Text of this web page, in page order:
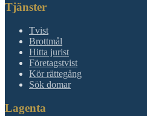
Tjänster
Tvist
Brottmål
Hitta jurist
Företagstvist
Kör rättegång
Sök domar
Lagenta